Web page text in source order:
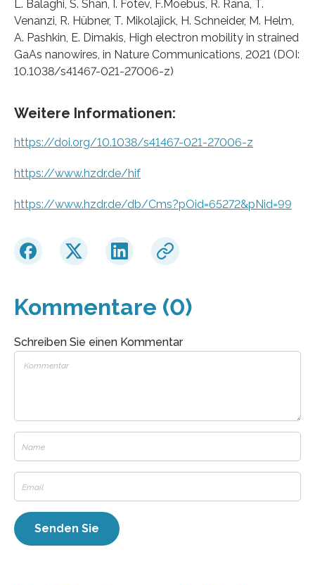
L. Balaghi, S. Shan, I. Fotev, F.Moebus, R. Rana, T.
Venanzi, R. Hübner, T. Mikolajick, H. Schneider, M. Helm,
A. Pashkin, E. Dimakis, High electron mobility in strained
GaAs nanowires, in Nature Communications, 2021 (DOI:
10.1038/s41467-021-27006-z)
Weitere Informationen:
https://doi.org/10.1038/s41467-021-27006-z
https://www.hzdr.de/hif
https://www.hzdr.de/db/Cms?pOid=65272&pNid=99
Kommentare (0)
Schreiben Sie einen Kommentar